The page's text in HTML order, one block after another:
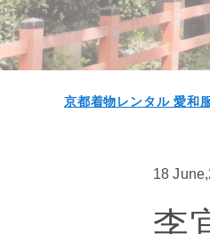
京都着物レンタル 愛和
18
李